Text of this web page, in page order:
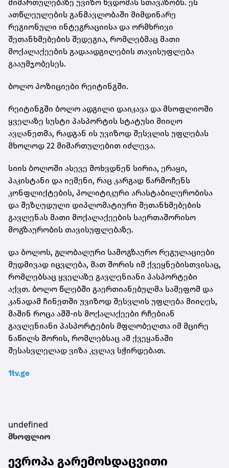
მიმართულებაზე უვიზო წვდომას სთავაზობს. ეს
ათწლეულების განმავლობაში მიმდინარე
რეგიონული ინტეგრაციისა და ორმხრივი
შეთანხმებების შედეგია, რომლებმაც მათი
მოქალაქეების გადაადგილების თავისუფლება
გააუმჯობესეს.
ბოლო პოზიციები რეიტინგში.
რეიტინგში ბოლო ადგილი დაიკავა და მსოფლიოში
ყველაზე სუსტი პასპორტის სტატუსი მიიღო
ავღანეთმა, რადგან ის უვიზოდ შესვლის უფლებას
მხოლოდ 22 მიმართულებით იძლევა.
სიის ბოლოში ასევე მოხვდნენ სირია, ერაყი,
პაკისტანი და იემენი, რაც კარგად წარმოჩენს
კონფლიქტების, პოლიტიკური არასტაბილურობისა
და შეზღუდული დიპლომატიური შეთანხმებების
გავლენას მათი მოქალაქეების საერთაშორისო
მოგზაურობის თავისუფლებაზე.
და ბოლოს, გლობალური სამოგზაურო რეგულაციები
მუდმივად იცვლება, მათ შორის იმ ქვეყნებისთვისაც,
რომლებსაც ყველაზე გავლენიანი პასპორტები
აქვთ. ბოლო წლებში გაერთიანებულმა სამეფომ და
კანადამ ჩინეთში უვიზოდ შესვლის უფლება მიიღეს,
მაშინ როცა აშშ-ის მოქალაქეები რჩებიან
გავლენიანი პასპორტების მფლობელთა იმ მცირე
ნაწილს შორის, რომლებსაც ამ ქვეყანაში
შესასვლელად ვიზა კვლავ სჭირდებათ.
1tv.ge
undefined
მსოფლიო
ევროპა გარემოსდაცვითი